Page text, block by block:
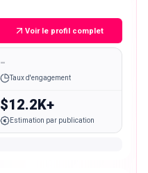
Voir le profil complet
-
Taux d'engagement
$12.2K+
Estimation par publication